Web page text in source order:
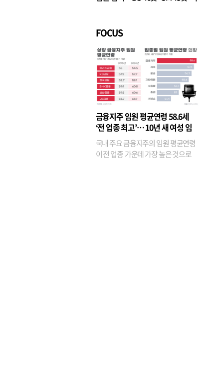
FOCUS
금융지주 임원 평균연령 58.6세
‘전 업종 최고’… 10년 새 여성 임
원은 14배 껑충
국내 주요 금융지주의 임원 평균연령
이 전 업종 가운데 가장 높은 것으로